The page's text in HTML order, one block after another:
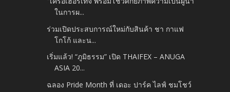
ในการผ...
ร่วมเปิดประสบการณ์ใหม่กับสินค้า ชา กาแฟ
โกโก้ และน...
เริ่มแล้ว! “ภูมิธรรม” เปิด THAIFEX – ANUGA
ASIA 20...
ฉลอง Pride Month ที่ เดอะ ปาร์ค ไลฟ์ ชมโชว์